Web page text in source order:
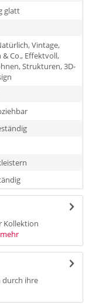
glatt
Vintage,
& Co., Effektvoll,
Strukturen, 3D-
Kollektion
mehr
durch ihre